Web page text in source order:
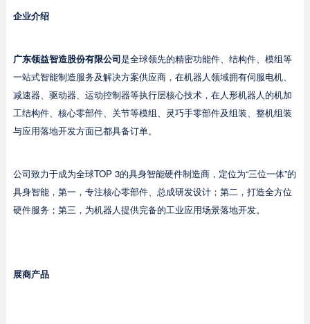
企业介绍
广东领益智造股份有限公司是全球领先的精密功能件、结构件、模组等
一站式智能制造服务及解决方案供应商，在机器人领域拥有伺服电机、
减速器、驱动器、运动控制器等执行层核心技术，在人形机器人的机加
工结构件、核心零部件、关节等模组、灵巧手零部件及组装、整机组装
与应用落地开发方面已都具备订单。
公司致力于成为全球TOP 3的具身智能硬件制造商，定位为“三位一体”的
具身智能，第一，专注核心零部件、总成研发设计；第二，打造全方位
硬件服务；第三，为机器人提供完备的工业应用场景落地开发。
展商产品